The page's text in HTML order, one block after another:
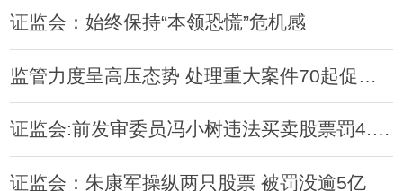
证监会：始终保持“本领恐慌”危机感
监管力度呈高压态势 处理重大案件70起促进股市稳定发展
证监会:前发审委员冯小树违法买卖股票罚4.99亿
证监会：朱康军操纵两只股票 被罚没逾5亿